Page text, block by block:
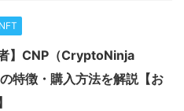
者】CNP（CryptoNinja
特徴・購入方法を解説【お